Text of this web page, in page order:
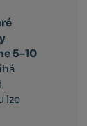
5–10
lze